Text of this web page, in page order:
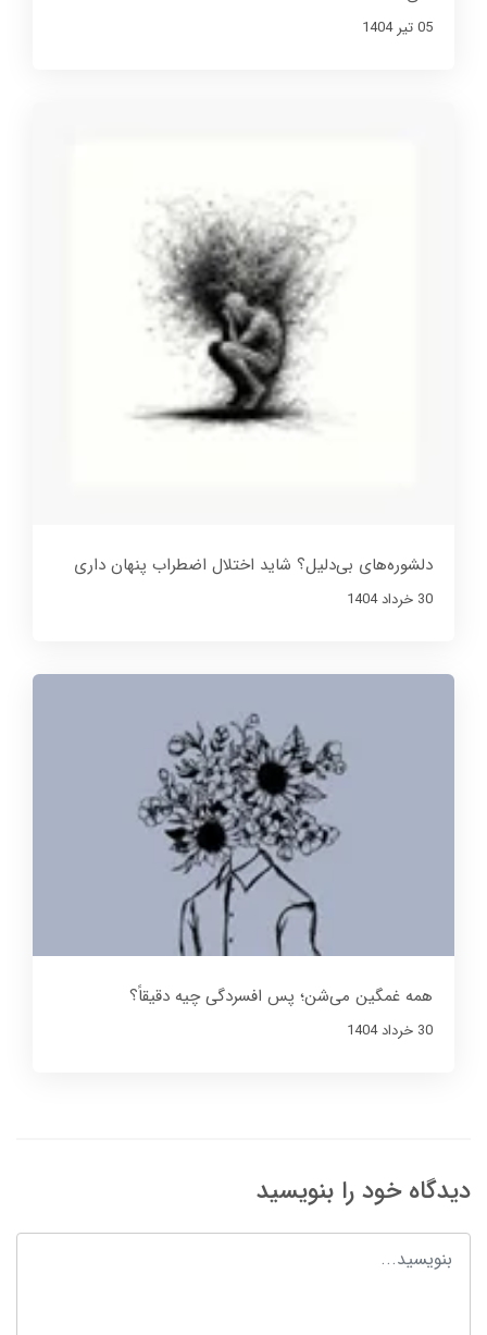
05 تير 1404
دلشوره‌های بی‌دلیل؟ شاید اختلال اضطراب پنهان داری
30 خرداد 1404
همه غمگین می‌شن؛ پس افسردگی چیه دقیقاً؟
30 خرداد 1404
دیدگاه خود را بنویسید